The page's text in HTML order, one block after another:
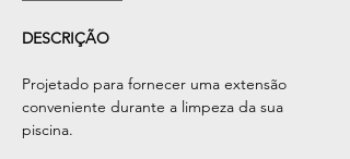
DESCRIÇÃO
Projetado para fornecer uma extensão
conveniente durante a limpeza da sua
piscina.